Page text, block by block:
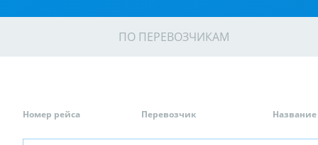
ПО ПЕРЕВОЗЧИКАМ
Номер рейса Перевозчик Название